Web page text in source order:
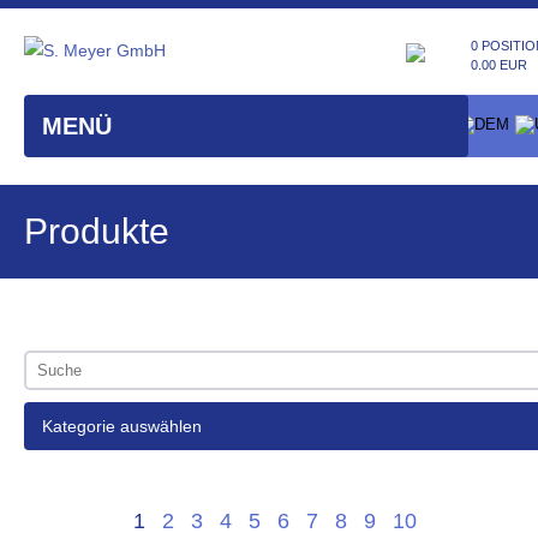
MENÜ
0
0.00 EUR
Produkte
Kategorie auswählen
1 2 3 4 5 6 7 8 9 10